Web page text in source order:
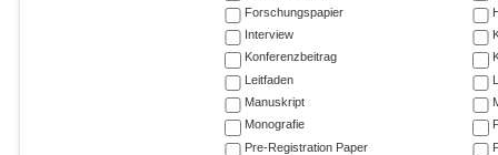
Forschungspapier
Interview
Konferenzbeitrag
Leitfaden
Manuskript
Monografie
Pre-Registration Paper